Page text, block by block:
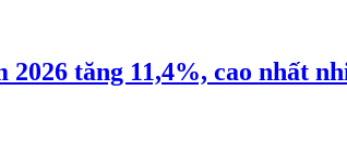
2026 tăng 11,4%, cao nhất